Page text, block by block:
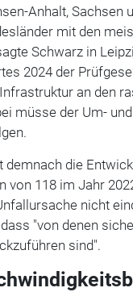
Anhalt, Sachsen
mit den
Schwarz in
2024 der
an den
müsse der Um-
die
von 118 im Jahr
nicht
"von denen
sind".